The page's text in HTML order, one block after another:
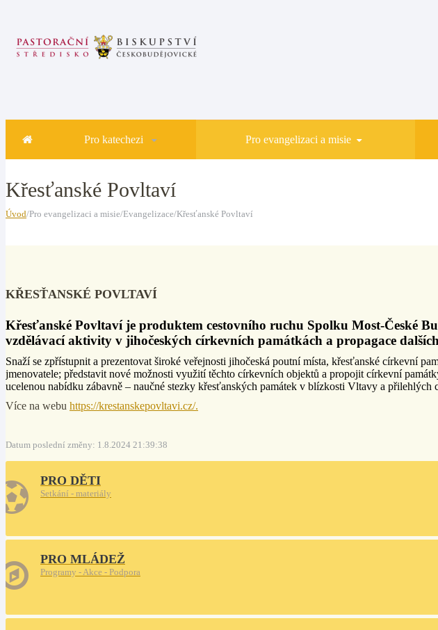
Pro katechezi Pro evangelizaci a misie
Křesťanské Povltaví
Úvod/Pro evangelizaci a misie/Evangelizace/Křesťanské Povltaví
KŘESŤANSKÉ POVLTAVÍ
Křesťanské Povltaví je produktem cestovního ruchu Spolku Most-České
vzdělávací aktivity v jihočeských církevních památkách a propagace
Snaží se zpřístupnit a prezentovat široké veřejnosti jihočeská poutní místa, křesťanské církevní
jmenovatele; představit nové možnosti využití těchto církevních objektů a propojit církevní
ucelenou nabídku zábavně – naučné stezky křesťanských památek v blízkosti Vltavy a
Více na webu https://krestanskepovltavi.cz/.
Datum poslední změny: 1.8.2024 21:39:38
PRO DĚTI
Setkání - materiály
PRO MLÁDEŽ
Programy - Akce - Podpora